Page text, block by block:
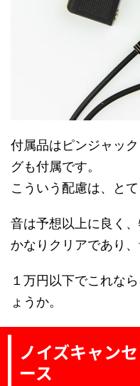
付属品はピンジャッ
グも付属です。
こういう配慮は、と
音は予想以上に良く
かなりクリアであり、
１万円以下でこれな
ょうか。
ノイズキャン
ース